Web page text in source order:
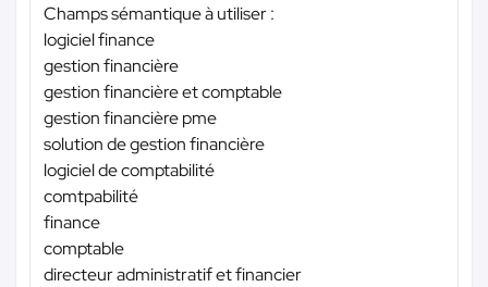
Champs sémantique à utiliser :
logiciel finance
gestion financière
gestion financière et comptable
gestion financière pme
solution de gestion financière
logiciel de comptabilité
comtpabilité
finance
comptable
directeur administratif et financier